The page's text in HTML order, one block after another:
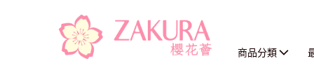
商品分類